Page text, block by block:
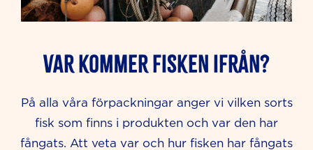
VAR KOMMER FISKEN IFRÅN?
På alla våra förpackningar anger vi vilken sorts
fisk som finns i produkten och var den har
fångats. Att veta var och hur fisken har fångats